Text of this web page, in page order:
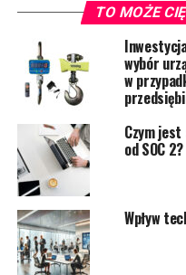
TO MOŻE
wybór
w
Czym jest
od SOC 2?
Wpływ